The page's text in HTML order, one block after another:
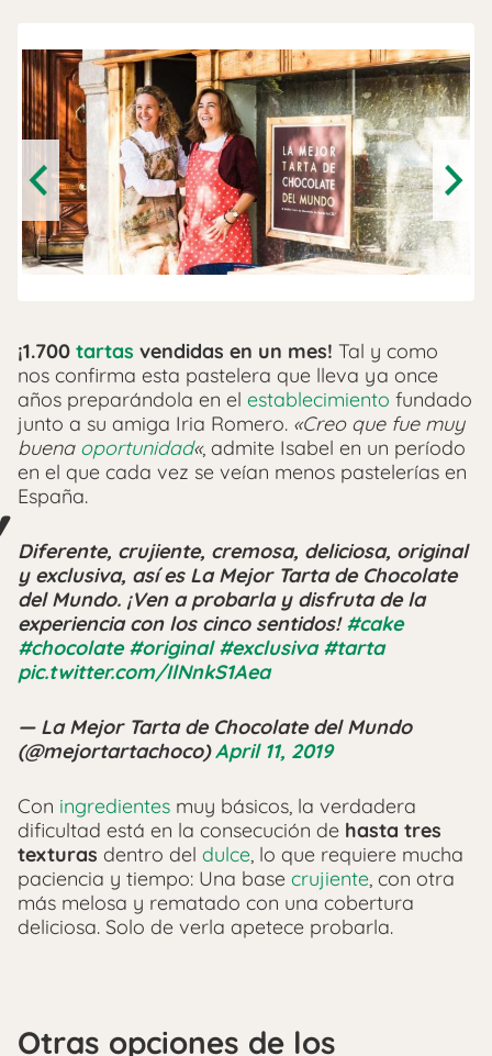
Previous
Next
¡1.700 tartas vendidas en un mes! Tal y como
nos confirma esta pastelera que lleva ya once
años preparándola en el establecimiento fundado
junto a su amiga Iria Romero. «Creo que fue muy
buena oportunidad«, admite Isabel en un período
en el que cada vez se veían menos pastelerías en
España.
Diferente, crujiente, cremosa, deliciosa, original
y exclusiva, así es La Mejor Tarta de Chocolate
del Mundo. ¡Ven a probarla y disfruta de la
experiencia con los cinco sentidos!#cake
#chocolate #original #exclusiva #tarta
pic.twitter.com/IlNnkS1Aea
— La Mejor Tarta de Chocolate del Mundo
(@mejortartachoco)April 11, 2019
Con ingredientes muy básicos, la verdadera
dificultad está en la consecución de hasta tres
texturas dentro del dulce, lo que requiere mucha
paciencia y tiempo: Una base crujiente, con otra
más melosa y rematado con una cobertura
deliciosa. Solo de verla apetece probarla.
Otras opciones de los